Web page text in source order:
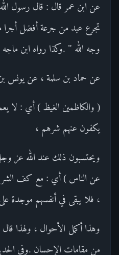
عن ابن عمر قال : قال رسول
تجرع عبد من جرعة أفضل أجرا
وجه الله " .وكذا رواه ابن
عن حماد بن سلمة ، عن يونس
( والكاظمين الغيظ ) أي : لا
يكفون عنهم شرهم ،
ويحتسبون ذلك عند الله عز
عن الناس ) أي : مع كف الشر
، فلا يبقى في أنفسهم موجدة
وهذا أكمل الأحوال ، ولهذا
من مقامات الإحسان .وفي